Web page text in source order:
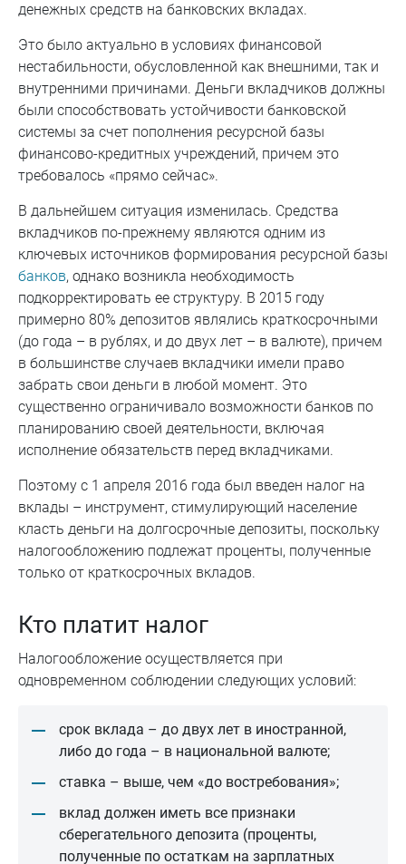
денежных средств на банковских вкладах.
Это было актуально в условиях финансовой
нестабильности, обусловленной как внешними, так и
внутренними причинами. Деньги вкладчиков должны
были способствовать устойчивости банковской
системы за счет пополнения ресурсной базы
финансово-кредитных учреждений, причем это
требовалось «прямо сейчас».
В дальнейшем ситуация изменилась. Средства
вкладчиков по-прежнему являются одним из
ключевых источников формирования ресурсной базы
банков, однако возникла необходимость
подкорректировать ее структуру. В 2015 году
примерно 80% депозитов являлись краткосрочными
(до года – в рублях, и до двух лет – в валюте), причем
в большинстве случаев вкладчики имели право
забрать свои деньги в любой момент. Это
существенно ограничивало возможности банков по
планированию своей деятельности, включая
исполнение обязательств перед вкладчиками.
Поэтому с 1 апреля 2016 года был введен налог на
вклады – инструмент, стимулирующий население
класть деньги на долгосрочные депозиты, поскольку
налогообложению подлежат проценты, полученные
только от краткосрочных вкладов.
Кто платит налог
Налогообложение осуществляется при
одновременном соблюдении следующих условий:
срок вклада – до двух лет в иностранной,
либо до года – в национальной валюте;
ставка – выше, чем «до востребования»;
вклад должен иметь все признаки
сберегательного депозита (проценты,
полученные по остаткам на зарплатных